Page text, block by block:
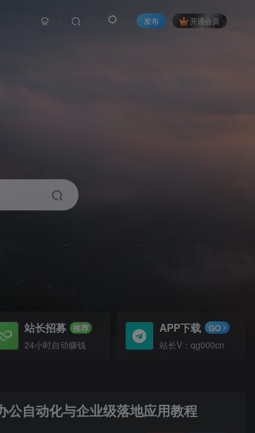
发布 开通会员
站长招募 推荐
24小时自动赚钱
APP下载 GO
站长V：qg000cn
自动化与企业级落地应用教程